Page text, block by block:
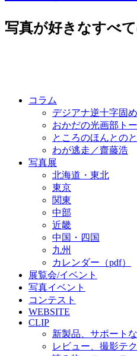
写真が好きなすべ
コラム
デジアナ逆十字固
おかだの光画部ト
ところのほんとの
わが逃走／齋藤浩
写真展
北海道・東北
東京
関東
中部
近畿
中国・四国
九州
カレンダー（pdf）
展覧会/イベント
写真イベント
コンテスト
WEBSITE
CLIP
新製品、サポート
レビュー、撮影テ